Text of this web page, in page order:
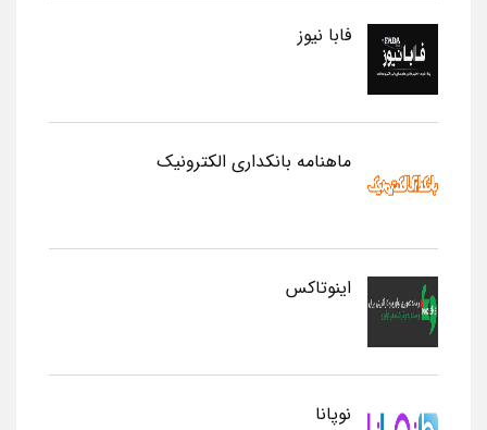
فابا نیوز
ماهنامه بانکداری الکترونیک
اینوتاکس
نوپانا